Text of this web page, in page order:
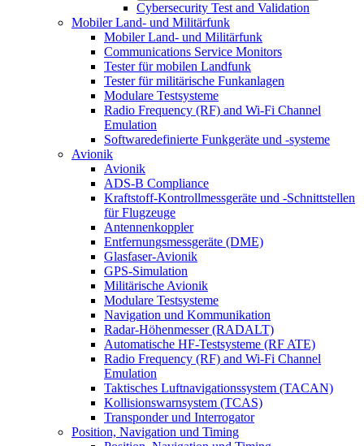
Cybersecurity Test and Validation
Mobiler Land- und Militärfunk
Mobiler Land- und Militärfunk
Communications Service Monitors
Tester für mobilen Landfunk
Tester für militärische Funkanlagen
Modulare Testsysteme
Radio Frequency (RF) and Wi-Fi Channel
Emulation
Softwaredefinierte Funkgeräte und -systeme
Avionik
Avionik
ADS-B Compliance
Kraftstoff-Kontrollmessgeräte und -Schnittstellen
für Flugzeuge
Antennenkoppler
Entfernungsmessgeräte (DME)
Glasfaser-Avionik
GPS-Simulation
Militärische Avionik
Modulare Testsysteme
Navigation und Kommunikation
Radar-Höhenmesser (RADALT)
Automatische HF-Testsysteme (RF ATE)
Radio Frequency (RF) and Wi-Fi Channel
Emulation
Taktisches Luftnavigationssystem (TACAN)
Kollisionswarnsystem (TCAS)
Transponder und Interrogator
Position, Navigation und Timing